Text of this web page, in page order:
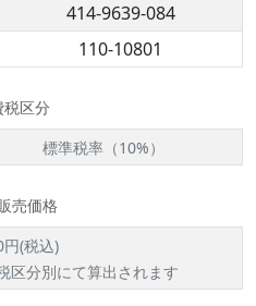
414-9639-084
110-10801
税区分
標準税率（10%）
売価格
(税込)
区分別にて算出されます